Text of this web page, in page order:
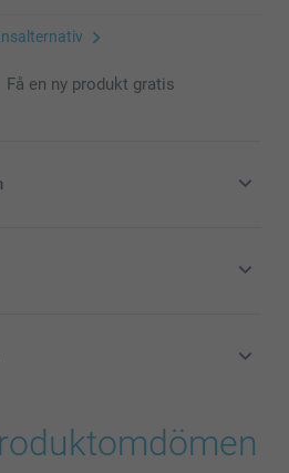
Få en ny produkt gratis
(SEK), inklusive moms och